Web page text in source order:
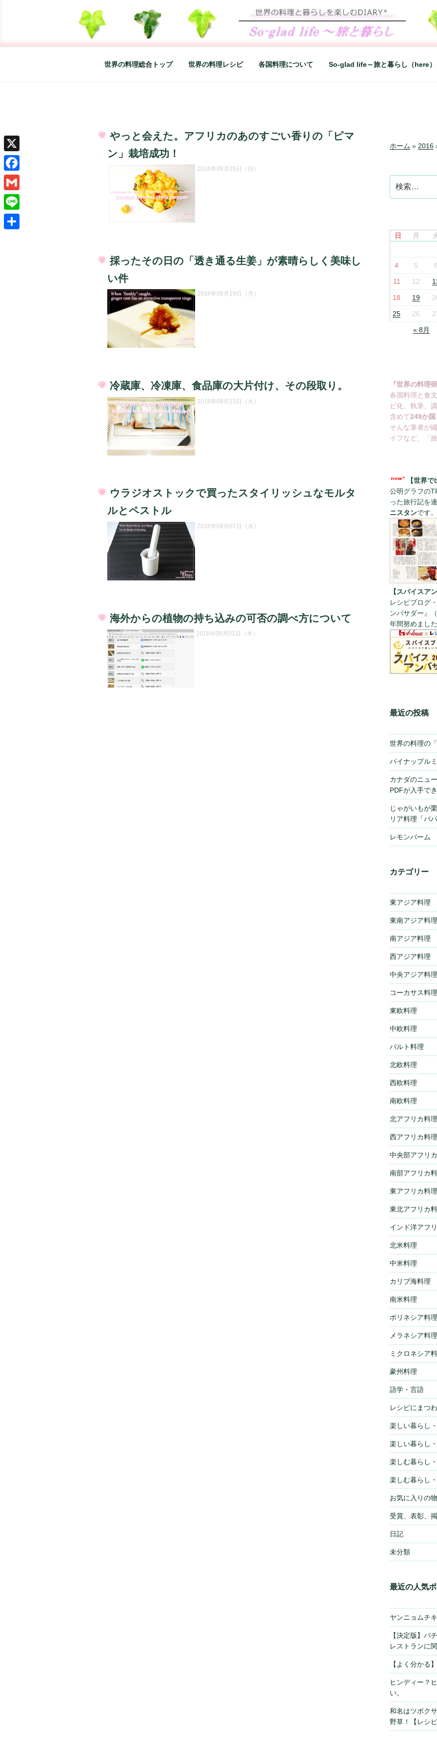
SO-GLAD LIFE～旅と暮らし
世界の料理のエッセイやレシピ、シンプルライフ、楽しい暮らしなどを綴る、世界248か国を
世界の料理総合トップ 世界の料理レシピ 各国料理について So-glad life～旅と暮らし（here）
稿
日:
やっと会えた。アフリカのあのすごい香りの「ピマ
ン」栽培成功！
2016年09月25日（日）
稿
採ったその日の「透き通る生姜」が素晴らしく美味し
い件
2016年09月19日（月）
稿
日:
冷蔵庫、冷凍庫、食品庫の大片付け、その段取り。
2016年09月13日（火）
稿
日:
ウラジオストックで買ったスタイリッシュなモルタ
ルとペストル
2016年09月07日（水）
稿
日:
海外からの植物の持ち込みの可否の調べ方について
2016年09月01日（木）
ホーム » 2016
索:
日
月
4 5 6
11 12
18 19
25 26
« 8月
『世界の料理
各国料理と食
ピ化、執筆、
含めて249か国
そんな筆者が
イフなど、「
【世界
公明グラフの
った旅行記を
ニスタンです。
【スパイスア
レシピブログ
ンバサダー』
年間努めました
最近の投稿
世界の料理の
パイナップル
カナダのニュ
PDFが入手で
じゃがいもが
リア料理「パ
レモンバーム
カテゴリー
東アジア料理
東南アジア料理
南アジア料理
西アジア料理
中央アジア料理
コーカサス料理
東欧料理
中欧料理
バルト料理
北欧料理
西欧料理
南欧料理
北アフリカ料理
西アフリカ料理
中央部アフリ
南部アフリカ
東アフリカ料理
東北アフリカ
インド洋アフ
北米料理
中米料理
カリブ海料理
南米料理
ポリネシア料理
メラネシア料理
ミクロネシア
豪州料理
語学・言語
レシピにまつ
楽しい暮らし
楽しい暮らし
楽しむ暮らし
楽しむ暮らし
お気に入りの物
受賞、表彰、
日記
未分類
最近の人気ポ
ヤンニョムチ
【決定版】バ
レストランに
【よく分かる
ヒンディー？
い。
和名はツボク
野草！【レシピ
X
Facebook
Gmail
Line